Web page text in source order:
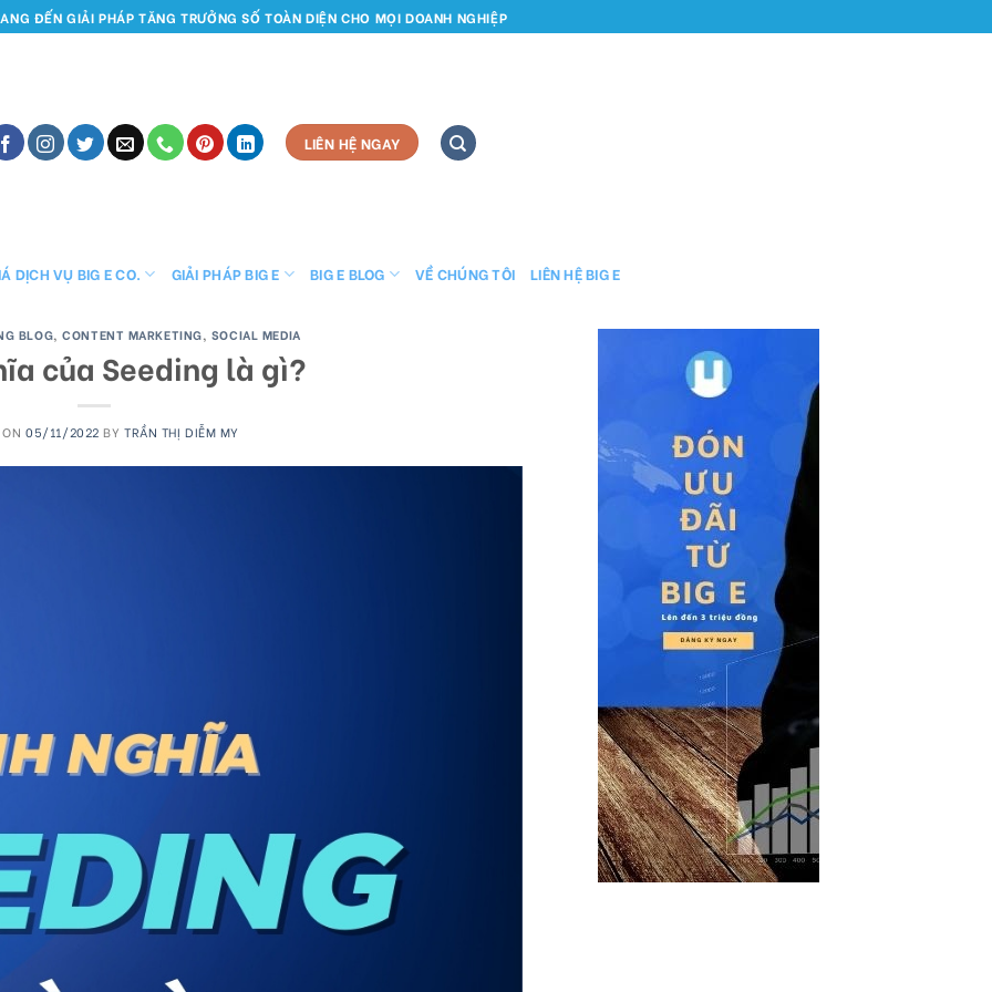
ĐẾN GIẢI PHÁP TĂNG TRƯỞNG SỐ TOÀN DIỆN CHO MỌI DOANH NGHIỆP
LIÊN HỆ NGAY
DỊCH VỤ BIG E CO. GIẢI PHÁP BIG E BIG E BLOG VỀ CHÚNG TÔI LIÊN HỆ BIG E
BLOG,CONTENT MARKETING, SOCIAL MEDIA
của Seeding là gì?
ON05/11/2022 BY TRẦN THỊ DIỄM MY